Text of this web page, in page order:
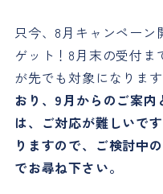
只今、8月キャンペーン
ゲット！8月末の受付ま
が先でも対象になります
おり、9月からのご案
は、ご対応が難しいで
りますので、ご検討中
でお尋ね下さい。